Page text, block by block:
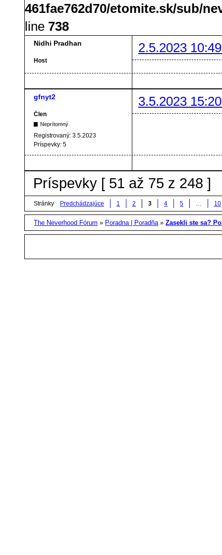
461fae762d70/etomite.sk/sub/
line 738
Nidhi Pradhan 2.5.2023
Host
gfnyt2 3.5.2023
Člen
Neprítomný
Registrovaný: 3.5.2023
Príspevky: 5
Príspevky [ 51 až 75 z 248 ]
Stránky Predchádzajúce 1 2 3 4 5 10
The Neverhood Fórum » Poradna | Poradňa »Zasekli ste sa?